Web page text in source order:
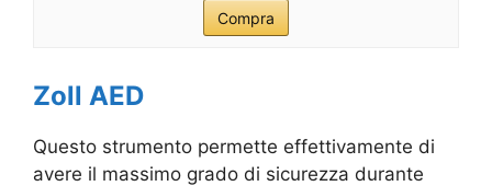
Compra
Zoll AED
Questo strumento permette effettivamente di
avere il massimo grado di sicurezza durante